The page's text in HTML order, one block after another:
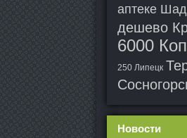
аптеке
дешево
6000
250 Липецк
Новости